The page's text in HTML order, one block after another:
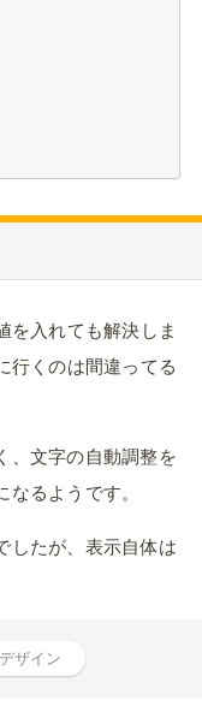
を入れても解決しま
行くのは間違ってる
、文字の自動調整を
るようです。
したが、表示自体は
ザイン